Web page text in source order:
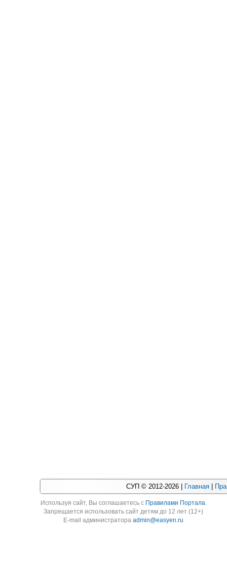
СУП © 2012-2026 | Главная
Используя cайт, Вы соглашаетесь с Правилами Портала.
Запрещается использовать сайт детям до 12 лет (12+)
E-mail администратораadmin@easyen.ru